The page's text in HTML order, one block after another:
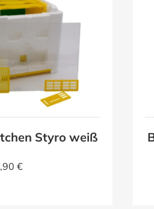
Styro weiß
€